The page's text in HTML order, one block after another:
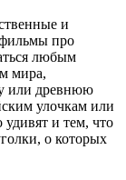
и
про
любым
мира,
или древнюю
улочкам или
и тем, что
о которых